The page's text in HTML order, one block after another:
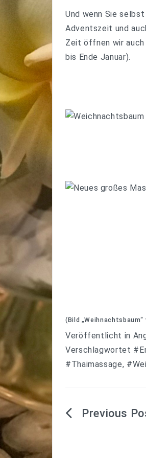
Und wenn Sie
Adventszeit und
Zeit öffnen wir auch
bis Ende Januar).
(Bild
Veröffentlicht in
Verschlagwortet
#Thaimassage,